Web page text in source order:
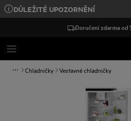
DŮLEŽITÉ UPOZORNĚNÍ
Doručení zdarma od
Chladničky Vestavné chladničky